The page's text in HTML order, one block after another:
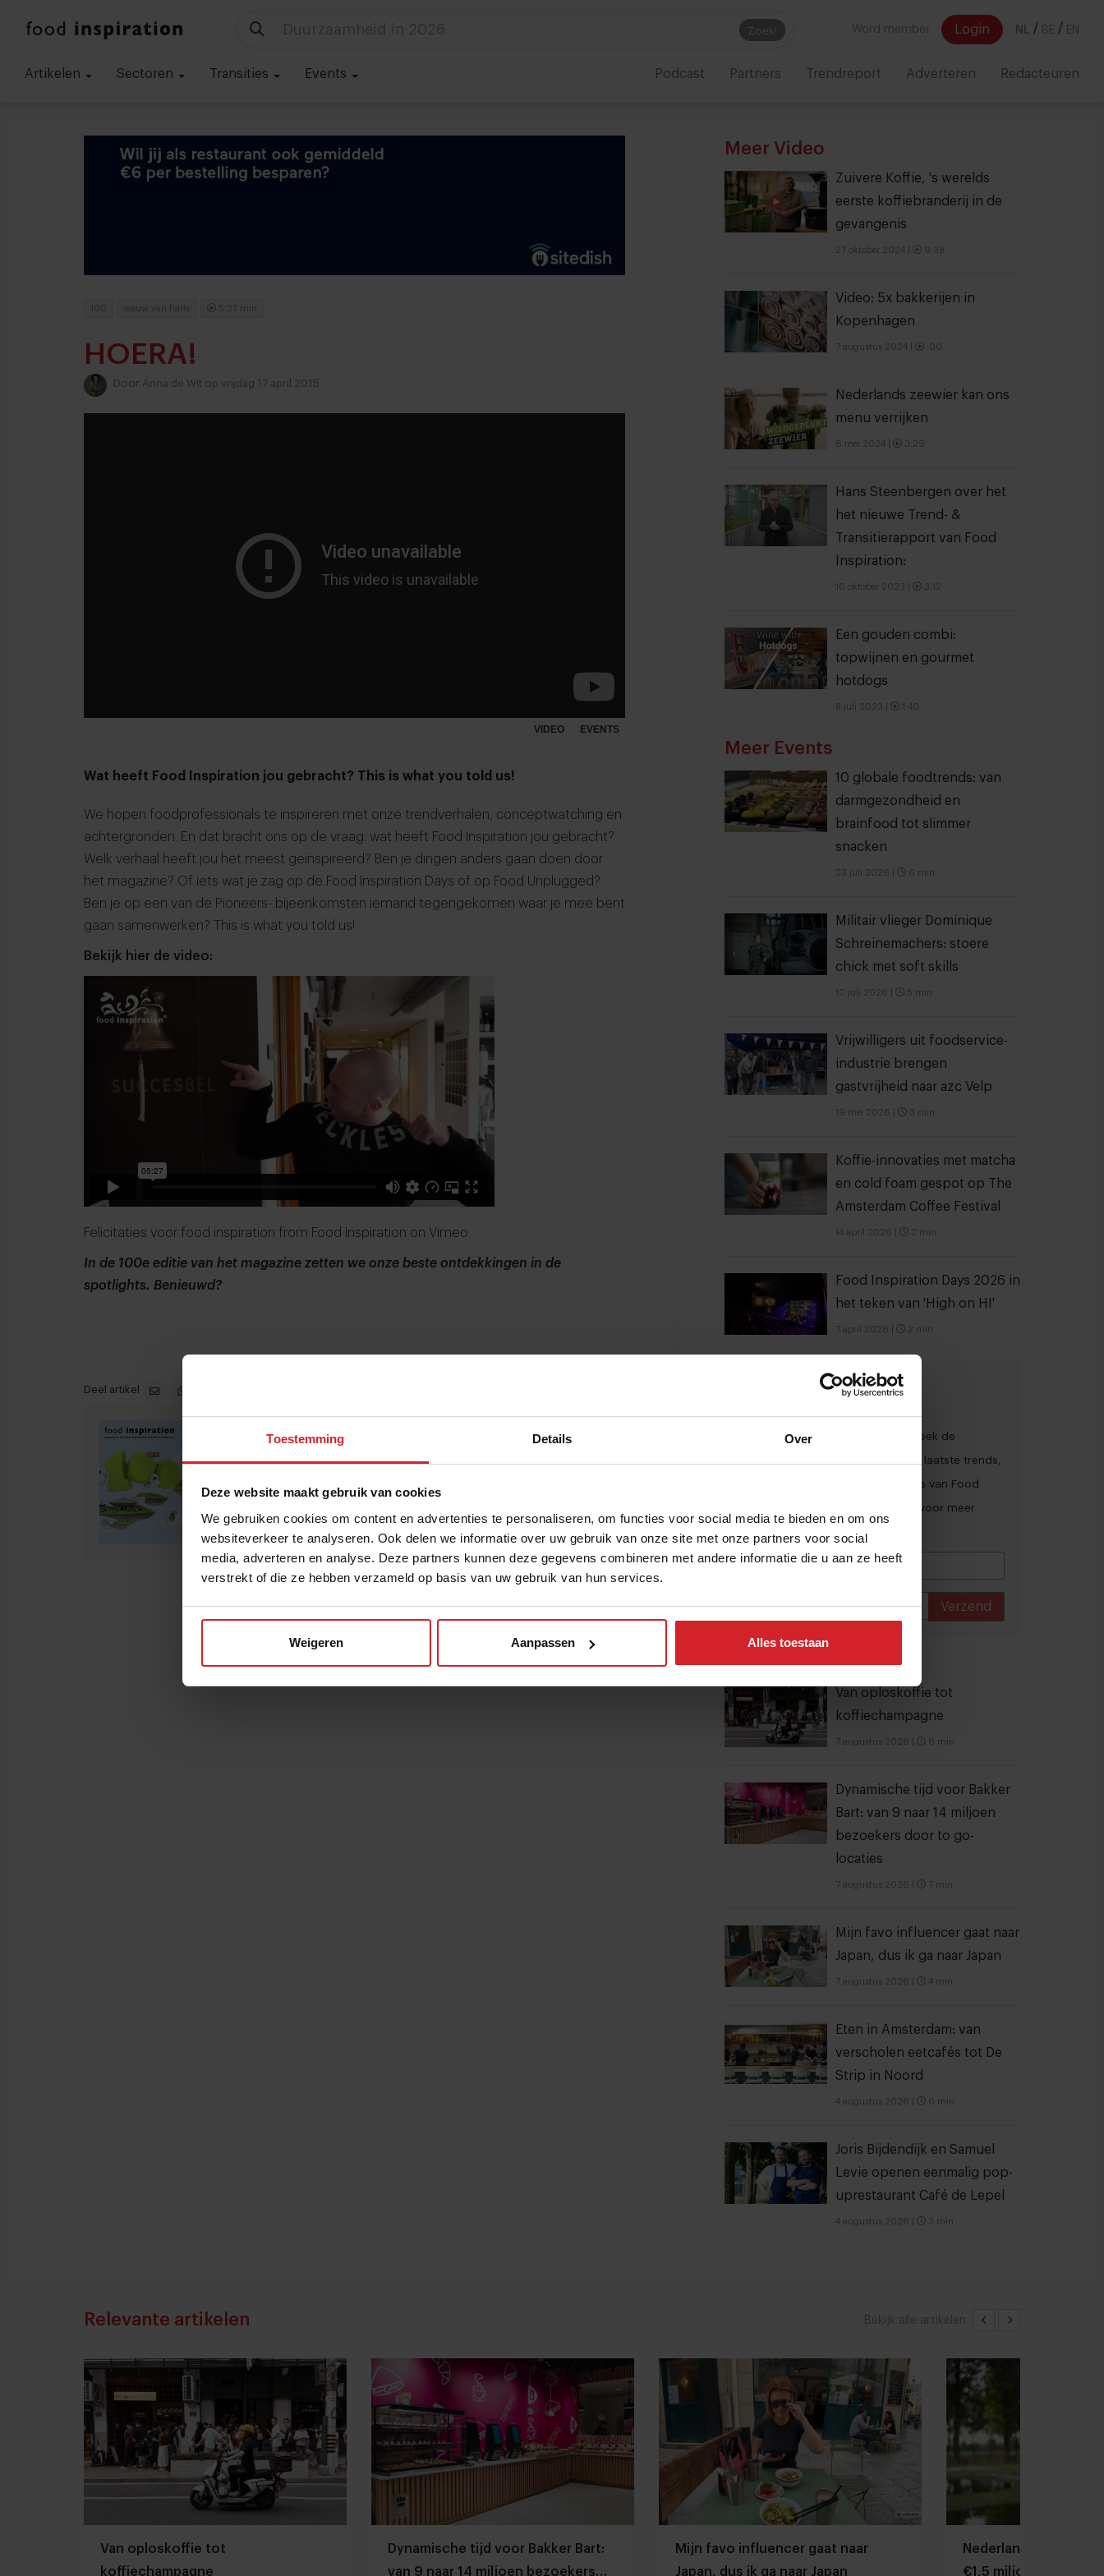
Toestemming Details Over
Deze website maakt gebruik van cookies
We gebruiken cookies om content en advertenties te personaliseren, om functies voor social media te bieden en om ons
websiteverkeer te analyseren. Ook delen we informatie over uw gebruik van onze site met onze partners voor social
media, adverteren en analyse. Deze partners kunnen deze gegevens combineren met andere informatie die u aan ze heeft
verstrekt of die ze hebben verzameld op basis van uw gebruik van hun services.
Weigeren Aanpassen Alles toestaan
Zoek!
Duurzaamheid in 2026 Word member Login NL / BE / EN
Artikelen Sectoren Transities Events Podcast Partners Trendreport Adverteren Redacteuren
100 wauw van harte 5:27 min
HOERA!
Door Anna de Wit op vrijdag 17 april 2015
VIDEO EVENTS
Wat heeft Food Inspiration jou gebracht? This is what you told us!
We hopen foodprofessionals te inspireren met onze trendverhalen, conceptwatching en
achtergronden. En dat bracht ons op de vraag: wat heeft Food Inspiration jou gebracht?
Welk verhaal heeft jou het meest geïnspireerd? Ben je dingen anders gaan doen door
het magazine? Of iets wat je zag op de Food Inspiration Days of op Food Unplugged?
Ben je op een van de Pioneers- bijeenkomsten iemand tegengekomen waar je mee bent
gaan samenwerken? This is what you told us!
Bekijk hier de video:
Felicitaties voor food inspiration from Food Inspiration on Vimeo
In de 100e editie van het magazine zetten we onze beste ontdekkingen in de
spotlights. Benieuwd?
Deel artikel
100: Beste ontdekkingen
Meer Video
Zuivere Koffie, 's werelds
eerste koffiebranderij in de
gevangenis
27 oktober 2024 9:38
Video: 5x bakkerijen in
Kopenhagen
7 augustus 2024 :00
Nederlands zeewier kan ons
menu verrijken
6 mei 2024 3:29
Hans Steenbergen over het
het nieuwe Trend- &
Transitierapport van Food
Inspiration:
16 oktober 2023 3:12
Een gouden combi:
topwijnen en gourmet
hotdogs
8 juli 2023 1:40
Meer Events
10 globale foodtrends: van
darmgezondheid en
brainfood tot slimmer
snacken
23 juli 2026 6 min
Militair vlieger Dominique
Schreinemachers: stoere
chick met soft skills
10 juli 2026 5 min
Vrijwilligers uit foodservice-
industrie brengen
gastvrijheid naar azc Velp
19 mei 2026 3 min
Koffie-innovaties met matcha
en cold foam gespot op The
Amsterdam Coffee Festival
14 april 2026 2 min
Food Inspiration Days 2026 in
het teken van 'High on HI'
7 april 2026 2 min
Meld je aan voor de
Ja, ik wil graag drie keer per week de
nieuwsbrief ontvangen met de laatste trends,
culinaire inspiratie en interviews van Food
voor meer
Verzend
Best gelezen artikelen
Van oploskoffie tot
koffiechampagne
7 augustus 2026 6 min
Dynamische tijd voor Bakker
Bart: van 9 naar 14 miljoen
bezoekers door to go-
locaties
7 augustus 2026 7 min
Mijn favo influencer gaat naar
Japan, dus ik ga naar Japan
7 augustus 2026 4 min
Eten in Amsterdam: van
verscholen eetcafés tot De
Strip in Noord
4 augustus 2026 6 min
Joris Bijdendijk en Samuel
Levie openen eenmalig pop-
uprestaurant Café de Lepel
4 augustus 2026 3 min
Bekijk alle artikelen
Relevante artikelen
Van oploskoffie tot
koffiechampagne
Dynamische tijd voor Bakker Bart:
van 9 naar 14 miljoen bezoekers
Mijn favo influencer gaat naar
Japan, dus ik ga naar Japan
Nederlandse
€1,5 miljoen ophalen